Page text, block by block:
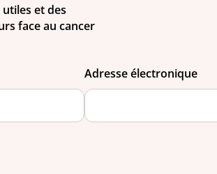
et des
face au cancer
Adresse électronique